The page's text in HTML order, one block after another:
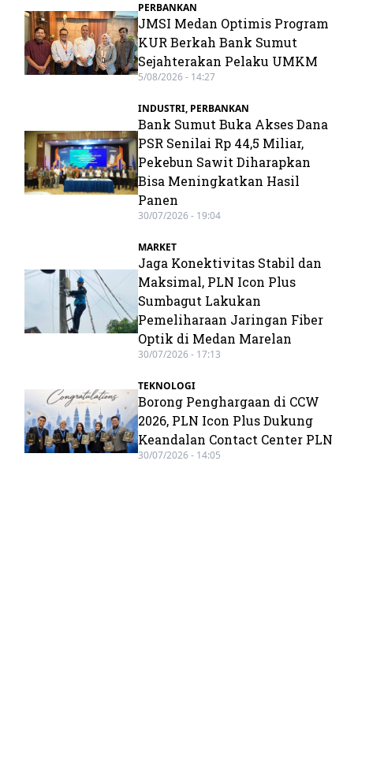
PERBANKAN
JMSI Medan Optimis Program
KUR Berkah Bank Sumut
Sejahterakan Pelaku UMKM
5/08/2026 - 14:27
INDUSTRI, PERBANKAN
Bank Sumut Buka Akses Dana
PSR Senilai Rp 44,5 Miliar,
Pekebun Sawit Diharapkan
Bisa Meningkatkan Hasil
Panen
30/07/2026 - 19:04
MARKET
Jaga Konektivitas Stabil dan
Maksimal, PLN Icon Plus
Sumbagut Lakukan
Pemeliharaan Jaringan Fiber
Optik di Medan Marelan
30/07/2026 - 17:13
TEKNOLOGI
Borong Penghargaan di CCW
2026, PLN Icon Plus Dukung
Keandalan Contact Center PLN
30/07/2026 - 14:05